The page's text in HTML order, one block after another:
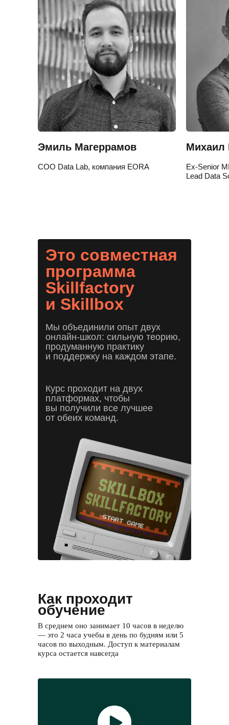
Эмиль Магеррамов
COO Data Lab, компания EORA
Михаил
Ex-Senior
Lead Data
Это совместная
программа
Skillfactory
и Skillbox
Мы объединили опыт двух
онлайн-школ: сильную теорию,
продуманную практику
и поддержку на каждом этапе.
Курс проходит на двух
платформах, чтобы
вы получили все лучшее
от обеих команд.
Как проходит
обучение
В среднем оно занимает 10 часов в неделю
— это 2 часа учебы в день по будням или 5
часов по выходным. Доступ к материалам
курса остается навсегда